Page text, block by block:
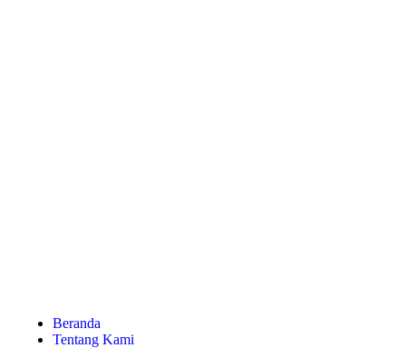
Beranda
Tentang Kami